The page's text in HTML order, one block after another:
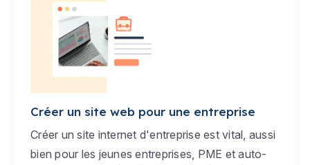
Créer un site web pour une entreprise
Créer un site internet d'entreprise est vital, aussi
bien pour les jeunes entreprises, PME et auto-